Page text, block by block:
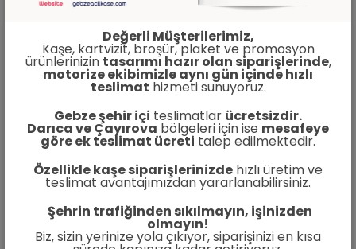
Değerli Müşterilerimiz,
Kaşe, kartvizit, broşür, plaket ve promosyon
ürünlerinizin tasarımı hazır olan siparişlerinde,
motorize ekibimizle aynı gün içinde hızlı
teslimat hizmeti sunuyoruz.
Gebze şehir içi teslimatlar ücretsizdir.
Darıca ve Çayırova bölgeleri için ise mesafeye
göre ek teslimat ücreti talep edilmektedir.
Özellikle kaşe siparişlerinizde hızlı üretim ve
teslimat avantajımızdan yararlanabilirsiniz.
Şehrin trafiğinden sıkılmayın, işinizden
olmayın!
Biz, sizin yerinize yola çıkıyor, siparişinizi en kısa
Grafik Tasarım Ücreti